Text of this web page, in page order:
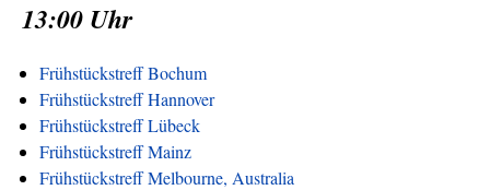
13:00 Uhr
Frühstückstreff Bochum
Frühstückstreff Hannover
Frühstückstreff Lübeck
Frühstückstreff Mainz
Frühstückstreff Melbourne, Australia